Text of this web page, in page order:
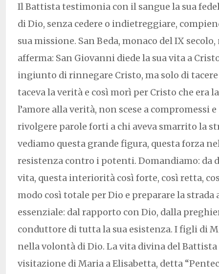
Il Battista testimonia con il sangue la sua
di Dio, senza cedere o indietreggiare,
sua missione. San Beda, monaco del IX
afferma: San Giovanni diede la sua vita a
ingiunto di rinnegare Cristo, ma solo di
taceva la verità e così morì per Cristo che era
l’amore alla verità, non scese a compromessi
rivolgere parole forti a chi aveva smarrito la
vediamo questa grande figura, questa forza
resistenza contro i potenti. Domandiamo: da
vita, questa interiorità così forte, così retta,
modo così totale per Dio e preparare la strada
essenziale: dal rapporto con Dio, dalla
conduttore di tutta la sua esistenza. I figli di
nella volontà di Dio. La vita divina del
visitazione di Maria a Elisabetta, detta